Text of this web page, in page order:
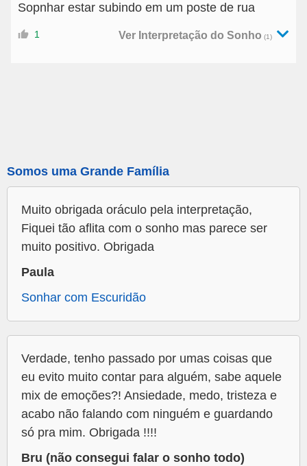
Sopnhar estar subindo em um poste de rua
1 Ver Interpretação do Sonho (1)
Somos uma Grande Família
Muito obrigada oráculo pela interpretação,
Fiquei tão aflita com o sonho mas parece ser
muito positivo. Obrigada
Paula
Sonhar com Escuridão
Verdade, tenho passado por umas coisas que
eu evito muito contar para alguém, sabe aquele
mix de emoções?! Ansiedade, medo, tristeza e
acabo não falando com ninguém e guardando
só pra mim. Obrigada !!!!
Bru (não consegui falar o sonho todo)